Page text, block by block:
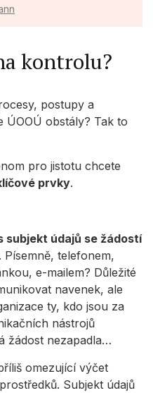
kontrolu?
postupy a
obstály? Tak to
pro jistotu chcete
prvky.
subjekt údajů se žádostí
. Písemně, telefonem,
e-mailem? Důležité
navenek, ale
ty, kdo jsou za
nástrojů
žádost nezapadla…
omezující výčet
Subjekt údajů